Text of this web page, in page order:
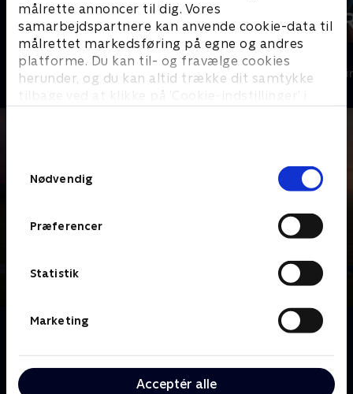
målrette annoncer til dig. Vores
samarbejdspartnere kan anvende cookie-data til
målrettet markedsføring på egne og andres
platforme. Du kan til- og fravælge cookies
herunder, og du kan altid trække dit samtykke
tilbage ved at klikke på ’Cookie-indstillinger’ i
Nødvendig
Præferencer
Statistik
Marketing
Acceptér alle
Maria Wern
Krimi & Spænding • 3 sæsoner
Fartblind
Krimi &
Om Sandheden
chef for gruppen for Henlagte Sager i Malmø. I
hovedrollerne ses Sofia Helin og Hedda Stiernstedt.